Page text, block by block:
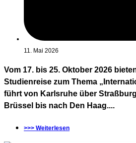
11. Mai 2026
Vom 17. bis 25. Oktober 2026
Studienreise zum Thema
führt von Karlsruhe über
Brüssel bis nach Den Haag....
>>> Weiterlesen